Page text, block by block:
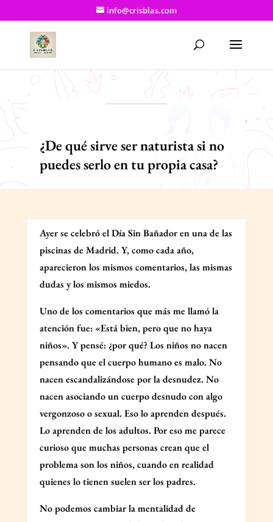
info@crisblas.com
¿De qué sirve ser naturista si no
puedes serlo en tu propia casa?
Ayer se celebró el Día Sin Bañador en una de las
piscinas de Madrid. Y, como cada año,
aparecieron los mismos comentarios, las mismas
dudas y los mismos miedos.
Uno de los comentarios que más me llamó la
atención fue: «Está bien, pero que no haya
niños». Y pensé: ¿por qué? Los niños no nacen
pensando que el cuerpo humano es malo. No
nacen escandalizándose por la desnudez. No
nacen asociando un cuerpo desnudo con algo
vergonzoso o sexual. Eso lo aprenden después.
Lo aprenden de los adultos. Por eso me parece
curioso que muchas personas crean que el
problema son los niños, cuando en realidad
quienes lo tienen suelen ser los padres.
No podemos cambiar la mentalidad de